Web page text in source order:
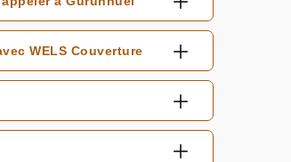
WELS Couverture